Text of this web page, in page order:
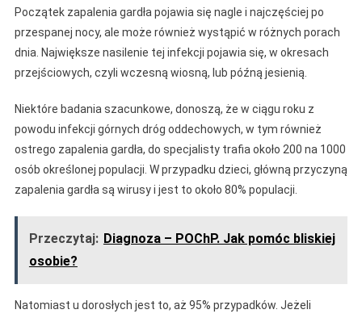
Początek zapalenia gardła pojawia się nagle i najczęściej po
przespanej nocy, ale może również wystąpić w różnych porach
dnia. Największe nasilenie tej infekcji pojawia się, w okresach
przejściowych, czyli wczesną wiosną, lub późną jesienią.
Niektóre badania szacunkowe, donoszą, że w ciągu roku z
powodu infekcji górnych dróg oddechowych, w tym również
ostrego zapalenia gardła, do specjalisty trafia około 200 na 1000
osób określonej populacji. W przypadku dzieci, główną przyczyną
zapalenia gardła są wirusy i jest to około 80% populacji.
Przeczytaj: Diagnoza – POChP. Jak pomóc bliskiej
osobie?
Natomiast u dorosłych jest to, aż 95% przypadków. Jeżeli